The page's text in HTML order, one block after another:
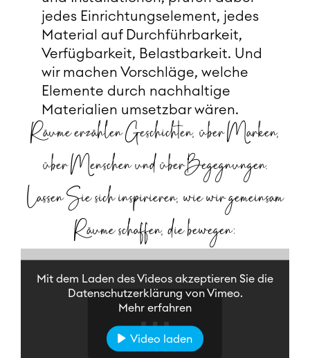
jedes Einrichtungselement, jedes
Material auf Durchführbarkeit,
Verfügbarkeit, Belastbarkeit. Und
wir machen Vorschläge, welche
Elemente durch nachhaltige
Materialien umsetzbar wären.
Räume erzählen Geschichten, über Marken,
über Menschen und über Begegnungen.
Lassen Sie sich inspirieren, wie wir gemeinsam
Räume schaffen, die bewegen:
Mit dem Laden des Videos akzeptieren Sie die
Datenschutzerklärung von Vimeo.
Mehr erfahren
Video laden